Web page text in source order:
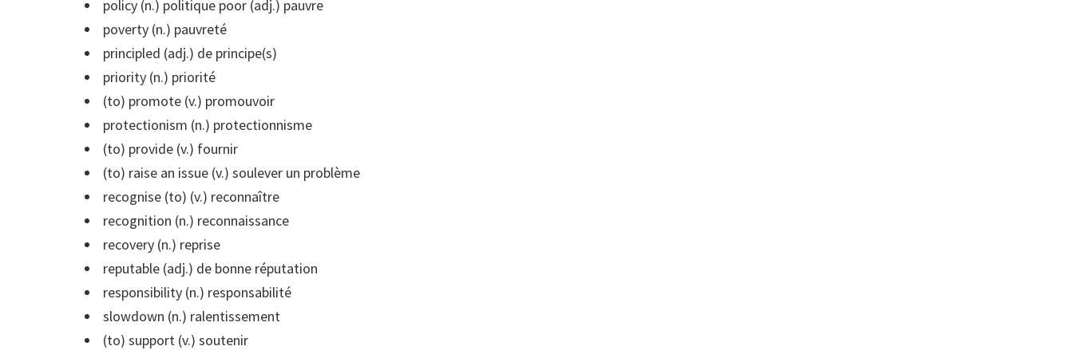
policy (n.) politique poor (adj.) pauvre
poverty (n.) pauvreté
principled (adj.) de principe(s)
priority (n.) priorité
(to) promote (v.) promouvoir
protectionism (n.) protectionnisme
(to) provide (v.) fournir
(to) raise an issue (v.) soulever un problème
recognise (to) (v.) reconnaître
recognition (n.) reconnaissance
recovery (n.) reprise
reputable (adj.) de bonne réputation
responsibility (n.) responsabilité
slowdown (n.) ralentissement
(to) support (v.) soutenir